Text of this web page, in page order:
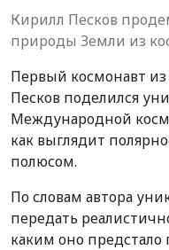
Кирилл Песков
природы Земли из
Первый космонавт из
Песков поделился
Международной
как выглядит
полюсом.
По словам автора
передать
каким оно